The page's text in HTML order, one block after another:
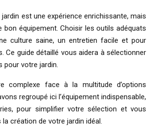
est une expérience enrichissante, mais
bon équipement. Choisir les outils adéquats
culture saine, un entretien facile et pour
Ce guide détaillé vous aidera à sélectionner
pour votre jardin.
complexe face à la multitude d’options
regroupé ici l’équipement indispensable,
pour simplifier votre sélection et vous
création de votre jardin idéal.